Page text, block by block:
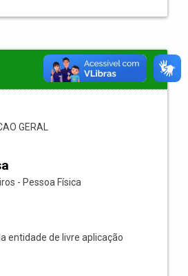
GERAL
- Pessoa Física
entidade de livre aplicação